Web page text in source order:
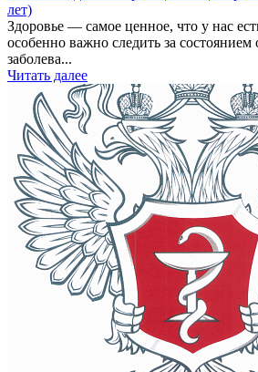
лет)
Здоровье — самое ценное, что у нас
особенно важно следить за
заболева...
Читать далее